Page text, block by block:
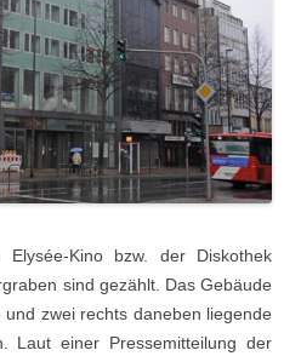
Kino bzw. der Diskothek
sind gezählt. Das Gebäude
zwei rechts daneben liegende
Laut einer Pressemitteilung der